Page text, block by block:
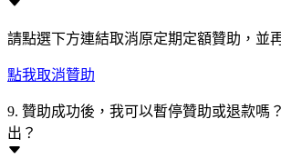
請點選下方連結取消原定期定額贊助，並
點我取消贊助
9. 贊助成功後，我可以暫停贊助或退款嗎
出？